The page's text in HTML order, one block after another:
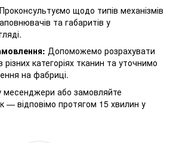
Проконсультуємо щодо типів механізмів
та габаритів у
Допоможемо розрахувати
різних категоріях тканин та уточнимо
на фабриці.
месенджери або замовляйте
— відповімо протягом 15 хвилин у